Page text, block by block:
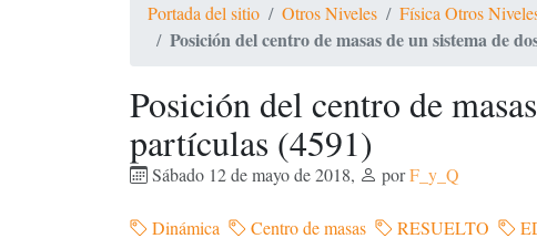
Portada del sitio Otros Niveles Física Otros
Posición del centro de masas de un sistema de
Posición del centro de
partículas (4591)
Sábado 12 de mayo de 2018, porF_y_Q
Dinámica Centro de masas RESUELTO